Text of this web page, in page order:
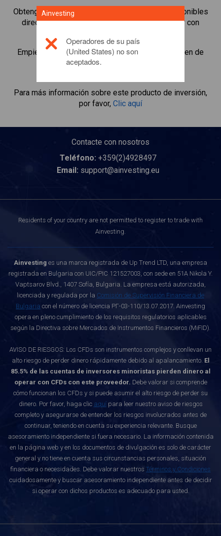
Obtenga acceso a los bonos más populares disponibles
directamente en nuestra plataforma para operar con
Empiece a operar con CFDs en UMA
con un margen de
mantenimiento mínimo, mejor ejecución y
Para más información sobre este producto de inversión,
por favor, Clic aquí
Contacte con nosotros
Teléfono: +359(2)4928497
Email: support@ainvesting.eu
Residents of your country are not permitted to register to trade with
Ainvesting.
Ainvesting es una marca registrada de Up Trend LTD, una empresa
registrada en Bulgaria con UIC/PIC 121527003, con sede en 51A Nikola Y.
Vaptsarov Blvd., 1407 Sofía, Bulgaria. La empresa está autorizada,
licenciada y regulada por la Comisión de Supervisión Financiera de
Bulgaria con el número de licencia РГ-03-110/13.07.2017. Ainvesting
opera en pleno cumplimiento de los requisitos regulatorios aplicables
según la Directiva sobre Mercados de Instrumentos Financieros (MiFID).
AVISO DE RIESGOS: Los CFDs son instrumentos complejos y conllevan un
alto riesgo de perder dinero rápidamente debido al apalancamiento. El
85.5% de las cuentas de inversores minoristas pierden dinero al
operar con CFDs con este proveedor. Debe valorar si comprende
cómo funcionan los CFDs y si puede asumir el alto riesgo de perder su
dinero. Por favor, haga clic aquípara leer nuestro aviso de riesgos
completo y asegurarse de entender los riesgos involucrados antes de
continuar, teniendo en cuenta su experiencia relevante. Busque
asesoramiento independiente si fuera necesario. La información contenida
en la página web y en los documentos de divulgación es solo de carácter
general y no tiene en cuenta sus circunstancias personales, situación
financiera o necesidades. Debe valorar nuestros Términos y Condiciones
cuidadosamente y buscar asesoramiento independiente antes de decidir
si operar con dichos productos es adecuado para usted.
Ainvesting
Operadores de su país
(United States) no son
aceptados.